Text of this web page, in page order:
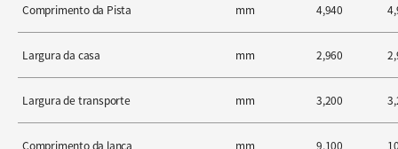
Comprimento da Pista mm 4,940
Largura da casa mm 2,960
Largura de transporte mm 3,200
Comprimento da lança mm 9,100